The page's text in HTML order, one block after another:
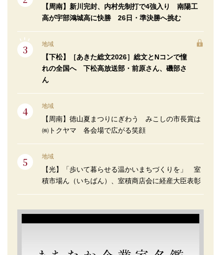
【周南】新川完封、内村先制打で4強入り 南陽工
高が宇部鴻城高に快勝 26日・準決勝へ挑む
地域
【下松】［あきた総文2026］総文とNコンで憧
れの全国へ 下松高放送部・前原さん、磯部さ
ん
地域
【周南】徳山夏まつりにぎわう みこしの市長賞は
㈱トクヤマ 各会場で広がる笑顔
地域
【光】「歩いて暮らせる温かいまちづくりを」 室
積市場ん（いちばん）、室積商店会に経産大臣表彰